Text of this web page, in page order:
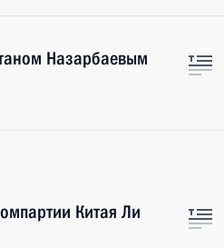
Назарбаевым
Китая Ли